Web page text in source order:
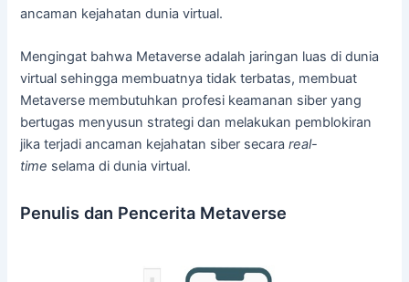
ancaman kejahatan dunia virtual.
Mengingat bahwa Metaverse adalah jaringan luas di dunia
virtual sehingga membuatnya tidak terbatas, membuat
Metaverse membutuhkan profesi keamanan siber yang
bertugas menyusun strategi dan melakukan pemblokiran
jika terjadi ancaman kejahatan siber secarareal-
time selama di dunia virtual.
Penulis dan Pencerita Metaverse